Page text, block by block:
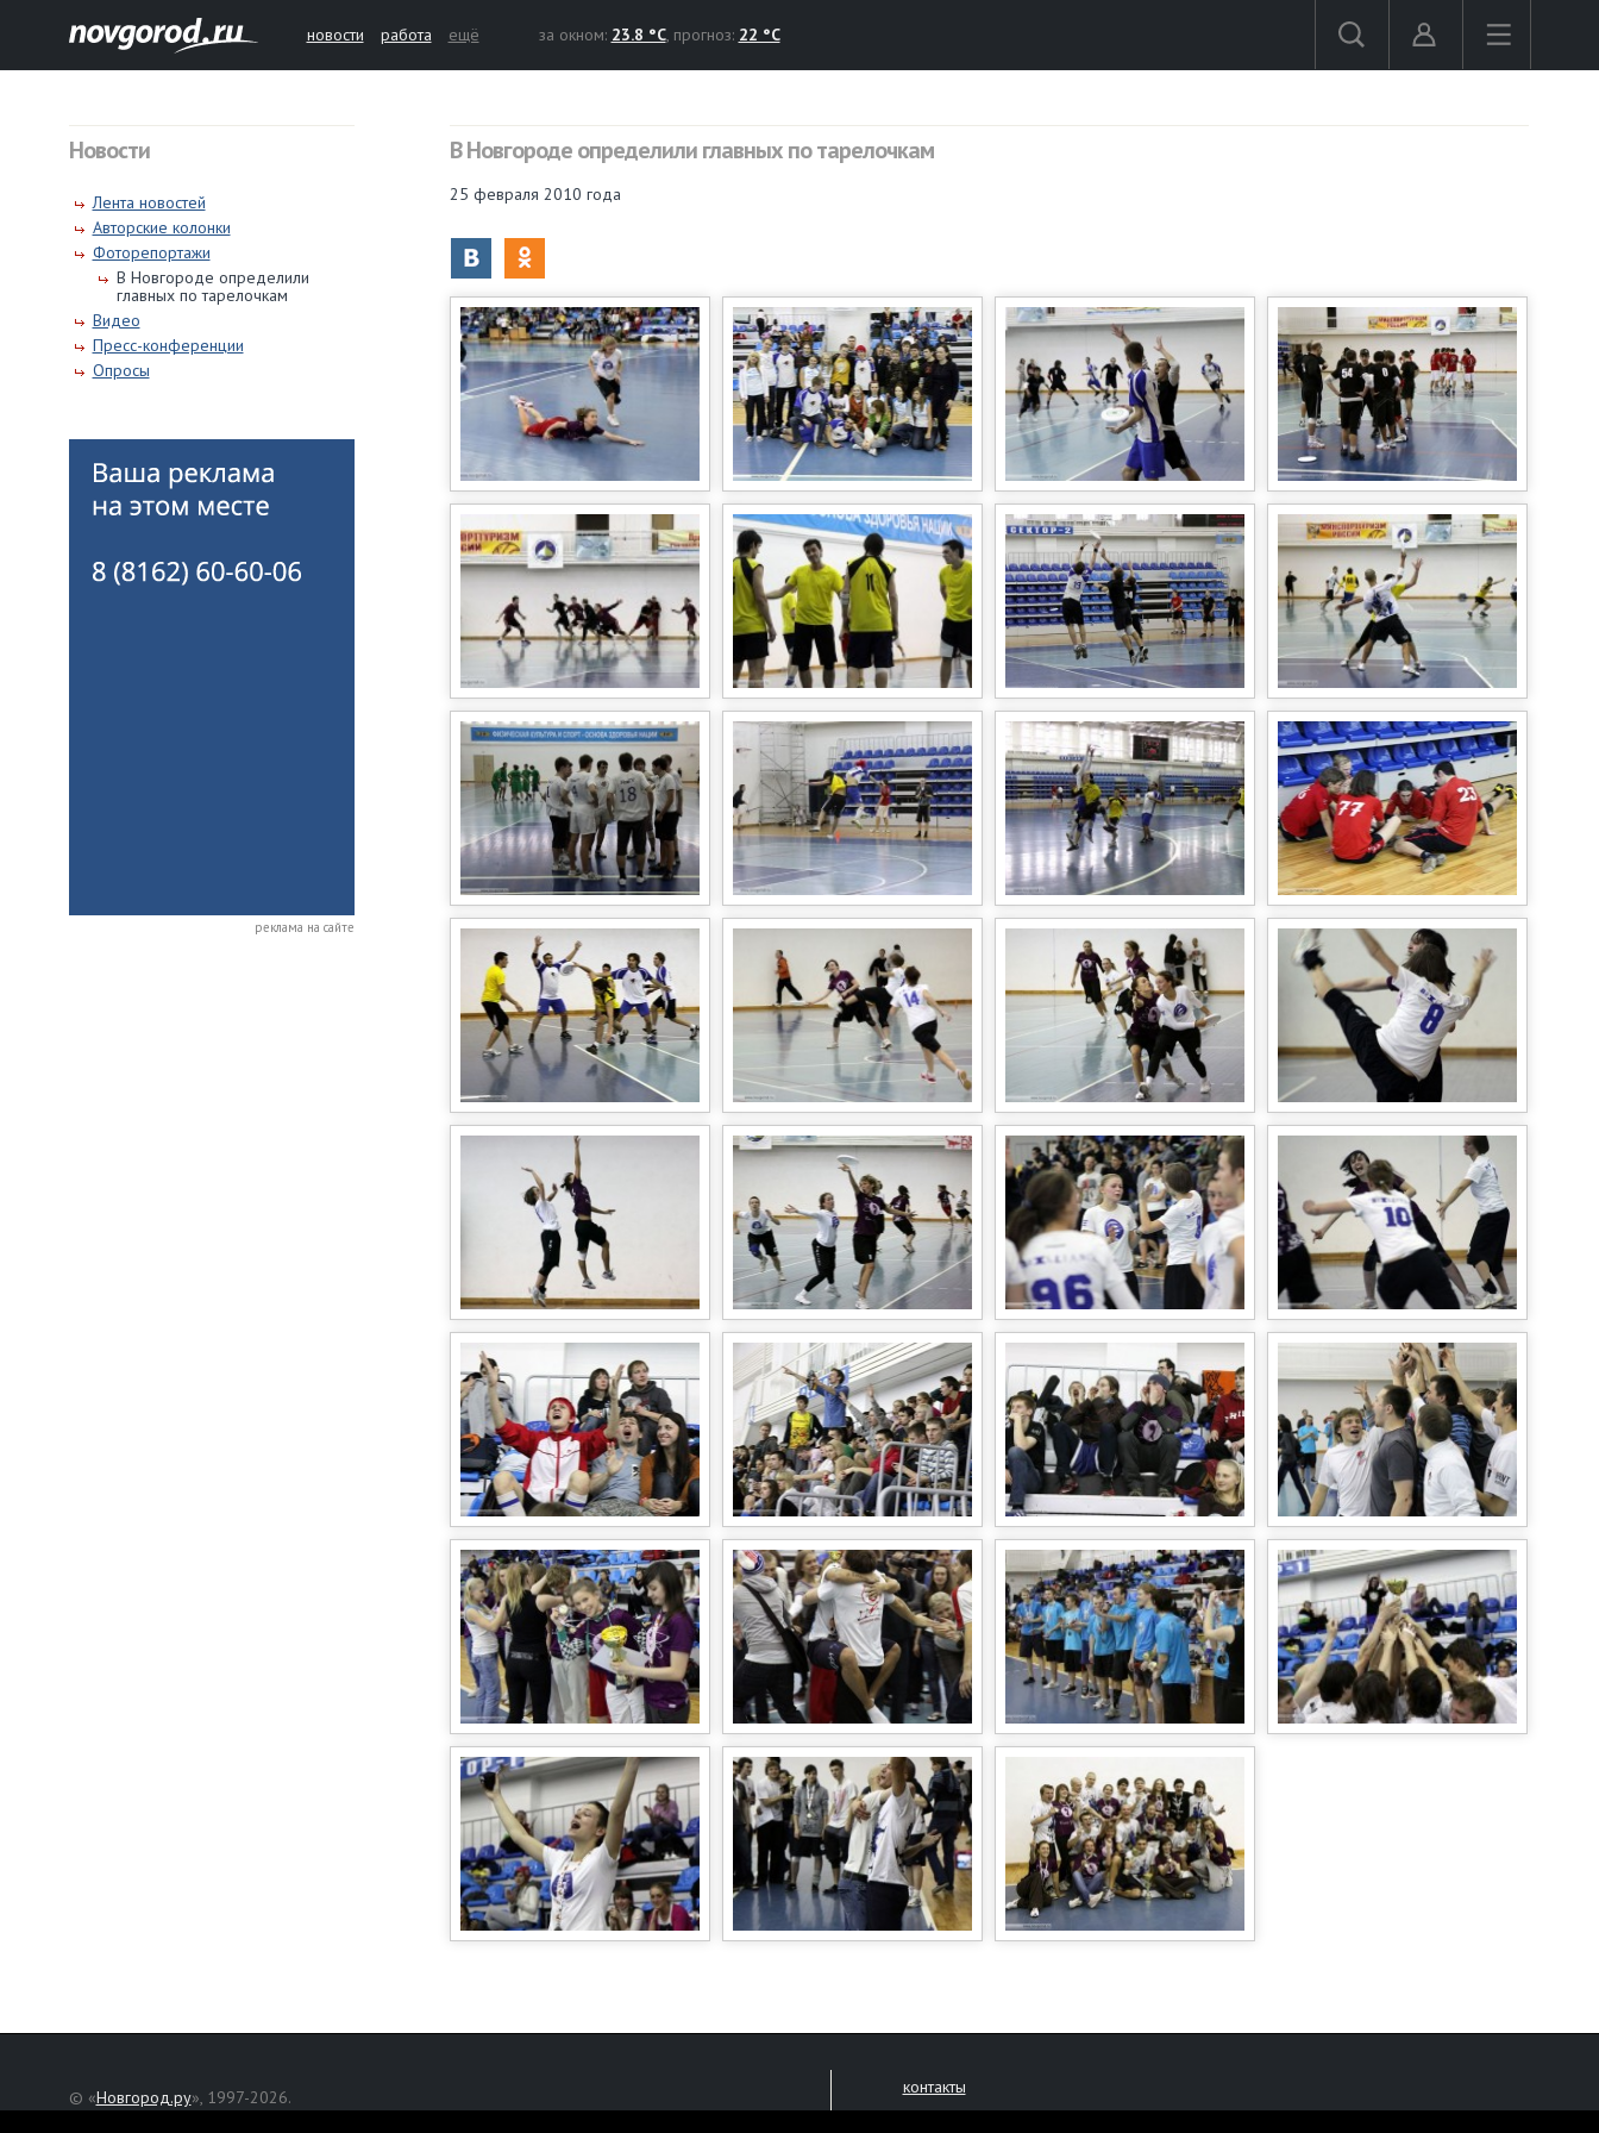
новости работа ещё за окном: 23.8 °C, прогноз: 22 °C
Новости
Лента новостей
Авторские колонки
Фоторепортажи
В Новгороде определили
главных по тарелочкам
Видео
Пресс-конференции
Опросы
реклама на сайте
В Новгороде определили главных по тарелочкам
25 февраля 2010 года
© «Новгород.ру», 1997-2026.
контакты